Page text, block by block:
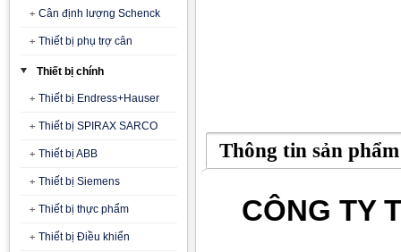
Cân định lượng Schenck
Thiết bị phụ trợ cân
Thiết bị chính
Thiết bị Endress+Hauser
Thiết bị SPIRAX SARCO
Thiết bị ABB
Thiết bị Siemens
Thiết bị thực phẩm
Thiết bị Điều khiển
Thông tin sản phẩm
CÔNG TY